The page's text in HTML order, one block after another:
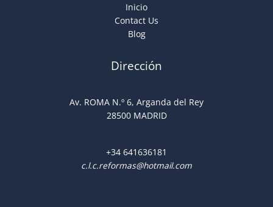
Inicio
Contact Us
Blog
Dirección
Av. ROMA N.º 6, Arganda del Rey
28500 MADRID
+34 641636181
c.l.c.reformas@hotmail.com